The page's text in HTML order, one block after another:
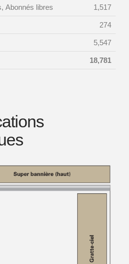
Abonnés libres 1,517
274
5,547
18,781